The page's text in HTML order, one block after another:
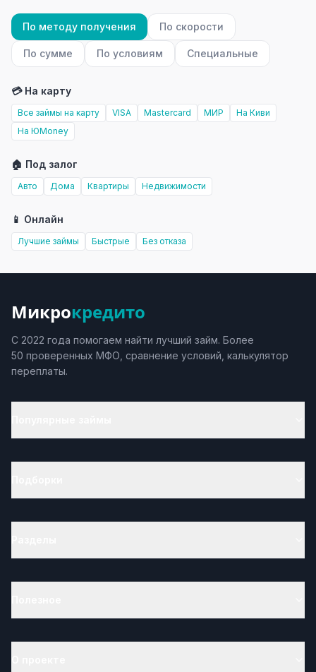
По методу получения По скорости
По сумме По условиям Специальные
💳 На карту
Все займы на карту VISA Mastercard МИР
На Киви
На ЮMoney
🏠 Под залог
Авто Дома Квартиры Недвижимости
📱 Онлайн
Лучшие займы Быстрые Без отказа
Микрокредито
С 2022 года помогаем найти лучший займ. Более
50 проверенных МФО, сравнение условий, калькулятор
переплаты.